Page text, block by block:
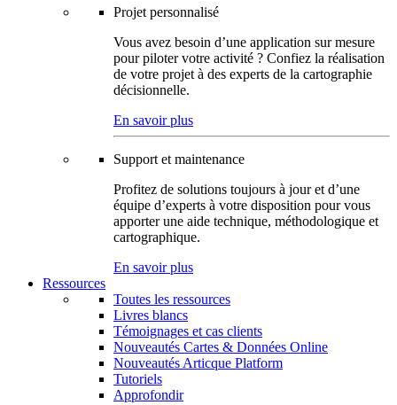
Projet personnalisé
Vous avez besoin d’une application sur mesure
pour piloter votre activité ? Confiez la réalisation
de votre projet à des experts de la cartographie
décisionnelle.
En savoir plus
Support et maintenance
Profitez de solutions toujours à jour et d’une
équipe d’experts à votre disposition pour vous
apporter une aide technique, méthodologique et
cartographique.
En savoir plus
Ressources
Toutes les ressources
Livres blancs
Témoignages et cas clients
Nouveautés Cartes & Données Online
Nouveautés Articque Platform
Tutoriels
Approfondir